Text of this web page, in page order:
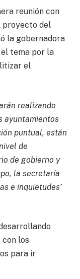
reunión con
proyecto del
la gobernadora
el tema por la
el
realizando
ayuntamientos
puntual, están
de
de gobierno y
la secretaría
e inquietudes’
con los
para ir